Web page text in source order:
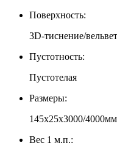
Поверхность:
3D-тиснение/вельвет
Пустотность:
Пустотелая
Размеры:
145х25х3000/4000мм
Вес 1 м.п.: